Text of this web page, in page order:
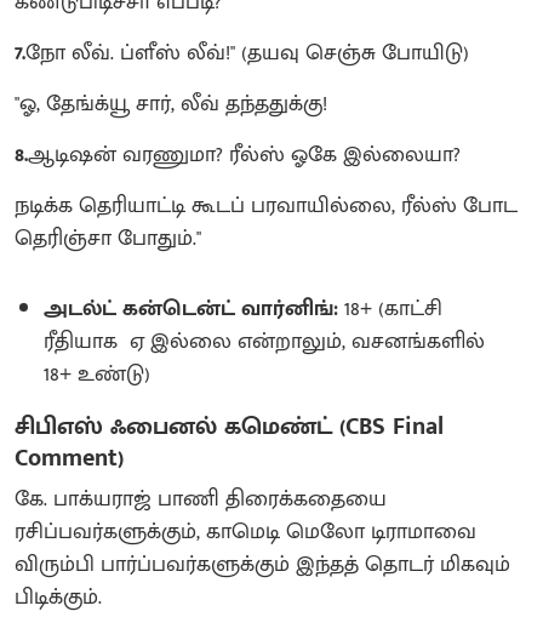
7.நோ லீவ். ப்ளீஸ் லீவ்!" (தயவு செஞ்சு போயிடு)
"ஓ, தேங்க்யூ சார், லீவ் தந்ததுக்கு!
8.ஆடிஷன் வரணுமா? ரீல்ஸ் ஓகே இல்லையா?
நடிக்க தெரியாட்டி கூடப் பரவாயில்லை, ரீல்ஸ் போட
தெரிஞ்சா போதும்."
அடல்ட் கன்டென்ட் வார்னிங்:18+ (காட்சி
ரீதியாக ஏ இல்லை என்றாலும், வசனங்களில்
18+ உண்டு)
சிபிஎஸ் ஃபைனல் கமெண்ட் (CBS Final
Comment)
கே. பாக்யராஜ் பாணி திரைக்கதையை
ரசிப்பவர்களுக்கும், காமெடி மெலோ டிராமாவை
விரும்பி பார்ப்பவர்களுக்கும் இந்தத் தொடர் மிகவும்
பிடிக்கும்.